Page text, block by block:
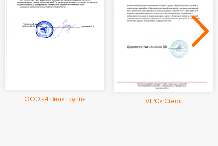
ООО «4 Вида групп» VIPCarCredit